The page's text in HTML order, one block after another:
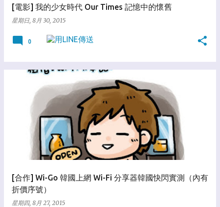
[電影] 我的少女時代 Our Times 記憶中的懷舊
星期日, 8月 30, 2015
0
[合作] Wi-Go 韓國上網 Wi-Fi 分享器韓國快閃實測（內有
折價序號）
星期四, 8月 27, 2015